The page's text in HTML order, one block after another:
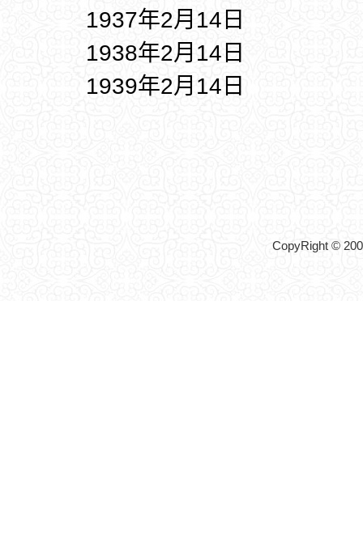
1937年2月14日
1938年2月14日
1939年2月14日
CopyRight ©